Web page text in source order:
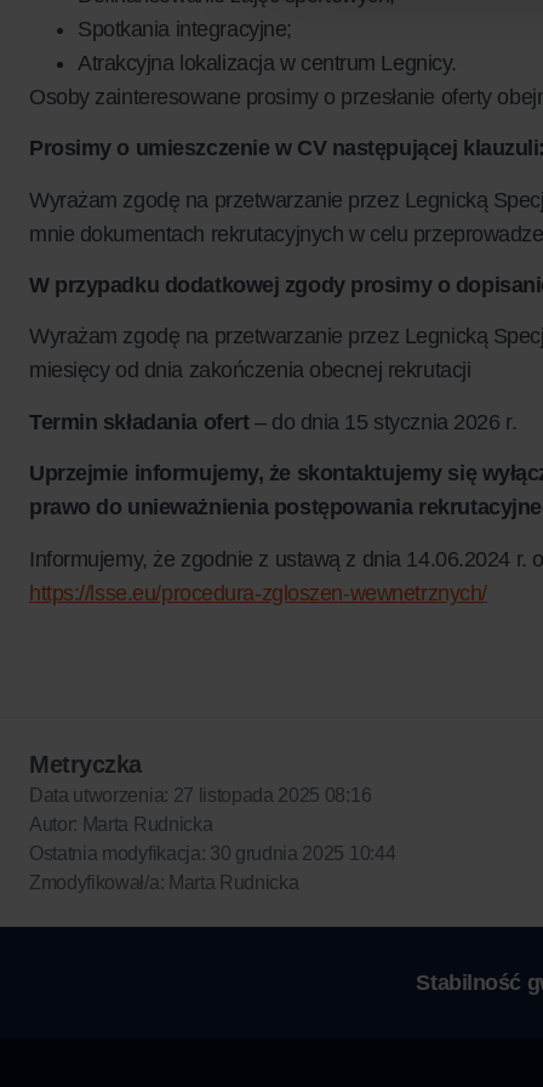
Spotkania integracyjne;
Atrakcyjna lokalizacja w centrum Legnicy.
Osoby zainteresowane prosimy o przesłanie oferty
Prosimy o umieszczenie w CV następującej klauzuli:
Wyrażam zgodę na przetwarzanie przez Legnicką
mnie dokumentach rekrutacyjnych w celu
W przypadku dodatkowej zgody prosimy o
Wyrażam zgodę na przetwarzanie przez Legnicką
miesięcy od dnia zakończenia obecnej rekrutacji
Termin składania ofert– do dnia 15 stycznia 2026 r.
Uprzejmie informujemy, że skontaktujemy się
prawo do unieważnienia postępowania
Informujemy, że zgodnie z ustawą z dnia 14.06.2024 r.
https://lsse.eu/procedura-zgloszen-wewnetrznych/
Metryczka
Data utworzenia: 27 listopada 2025 08:16
Autor: Marta Rudnicka
Ostatnia modyfikacja: 30 grudnia 2025 10:44
Zmodyfikował/a: Marta Rudnicka
Stabilność